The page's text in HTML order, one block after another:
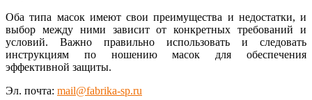
Оба типа масок имеют свои преимущества и недостатки, и
выбор между ними зависит от конкретных требований и
условий. Важно правильно использовать и следовать
инструкциям по ношению масок для обеспечения
эффективной защиты.
Эл. почта: mail@fabrika-sp.ru